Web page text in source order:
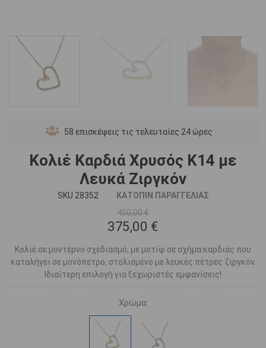
58 επισκέψεις τις τελευταίες 24 ώρες
Κολιέ Καρδιά Χρυσός Κ14 με
Λευκά Ζιργκόν
SKU 28352
ΚΑΤΟΠΙΝ ΠΑΡΑΓΓΕΛΙΑΣ
450,00 €
375,00 €
Κολιέ σε μοντέρνο σχεδιασμό, με μοτίφ σε σχήμα καρδιάς που
καταλήγει σε μονόπετρο, στολισμένο με λευκές πέτρες ζιργκόν.
Ιδιαίτερη επιλογή για ξεχωριστές εμφανίσεις!
Χρώμα: